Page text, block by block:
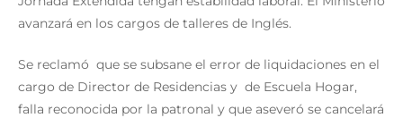
avanzará en los cargos de talleres de Inglés.
Se reclamó que se subsane el error de liquidaciones en el
cargo de Director de Residencias y de Escuela Hogar,
falla reconocida por la patronal y que aseveró se cancelará